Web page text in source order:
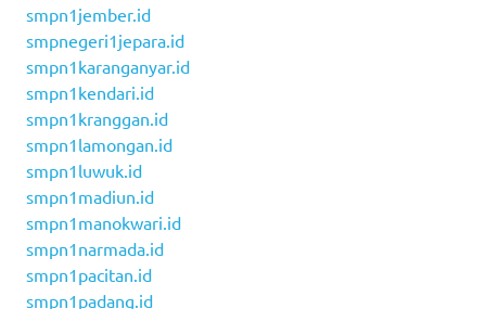
smpn1jember.id
smpnegeri1jepara.id
smpn1karanganyar.id
smpn1kendari.id
smpn1kranggan.id
smpn1lamongan.id
smpn1luwuk.id
smpn1madiun.id
smpn1manokwari.id
smpn1narmada.id
smpn1pacitan.id
smpn1padang.id